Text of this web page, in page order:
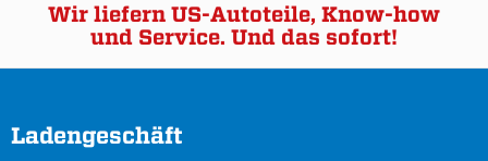
Wir liefern US-Autoteile, Know-how
und Service. Und das sofort!
Ladengeschäft